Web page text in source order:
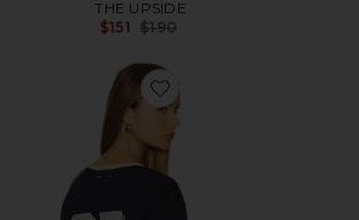
THE UPSIDE
$151 Previous price:
$190
Favorite MANGA LARGA